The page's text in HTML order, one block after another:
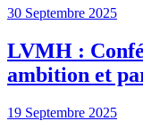
30 Septembre 2025
LVMH :
ambition et
19 Septembre 2025